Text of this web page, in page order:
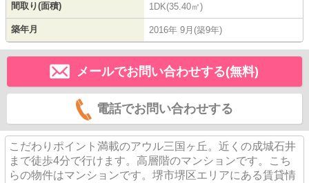
間取り(面積) 1DK(35.40㎡)
築年月 2016年 9月(築9年)
メールでお問い合わせする(無料)
電話でお問い合わせする
こだわりポイント満載のアウル三国ヶ丘。近くの成城石井
まで徒歩4分で行けます。高層階のマンションです。こち
らの物件はマンションです。堺市堺区エリアにある賃貸情